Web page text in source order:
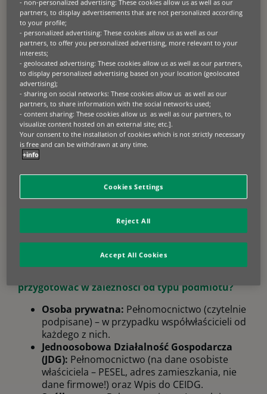
W Urzędzie Miasta/Starostwie Powiatowym należy
złożyć:
Wniosek o rejestrację dostępny w Urzędzie
Dowód własności pojazdu np. faktura
(oryginał)
Wyciąg ze świadectwa homologacji (jeżeli są
wymagane)
Zaświadczenie o pozytywnym badaniu
technicznym (dotyczy pojazdów, dla których
jest wymagane)
Dowód rejestracyjny i tablice rejestracyjne,
Aktualna polisa OC – należy ją okazać przy
odbiorze dowodu rejestracyjnego.
Dowód tożsamości: dowód osobisty lub
Dokumenty celne/akcyzowe (dotyczy
pojazdów sprowadzonych z zagranicy (UE i
przygotować w zależności od typu podmiotu?
Osoba prywatna: Pełnomocnictwo (czytelnie
podpisane) – w przypadku współwłaścicieli od
każdego z nich.
Jednoosobowa Działalność Gospodarcza
(JDG): Pełnomocnictwo (na dane osobiste
właściciela – PESEL, adres zamieszkania, nie
dane firmowe!) oraz Wpis do CEIDG.
- non-personalized advertising: These cookies allow us as well as our
partners, to display advertisements that are not personalized according
to your profile;
- personalized advertising: These cookies allow us as well as our
partners, to offer you personalized advertising, more relevant to your
interests;
- geolocated advertising: These cookies allow us as well as our partners,
to display personalized advertising based on your location (geolocated
advertising);
- sharing on social networks: These cookies allow us as well as our
partners, to share information with the social networks used;
- content sharing: These cookies allow us as well as our partners, to
visualize content hosted on an external site; etc.].
Your consent to the installation of cookies which is not strictly necessary
is free and can be withdrawn at any time.
+info
Cookies Settings
Reject All
Accept All Cookies